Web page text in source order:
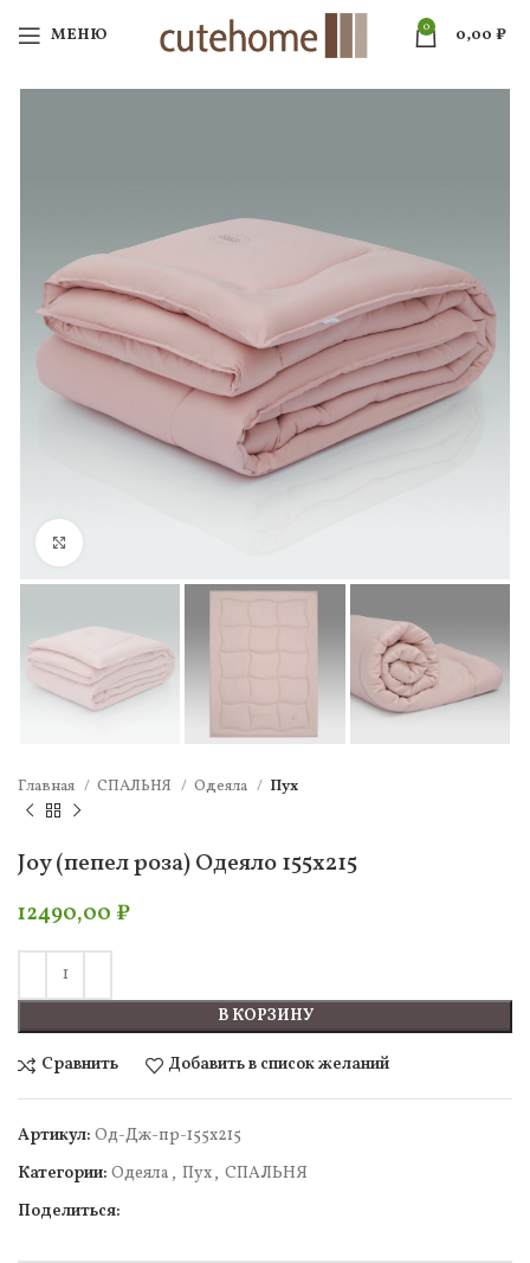
МЕНЮ 0 0,00 ₽
Главная СПАЛЬНЯ Одеяла Пух
Joy (пепел роза) Одеяло 155х215
12490,00 ₽
В КОРЗИНУ
Сравнить Добавить в список желаний
Артикул: Од-Дж-пр-155х215
Категории: Одеяла , Пух, СПАЛЬНЯ
Поделиться: